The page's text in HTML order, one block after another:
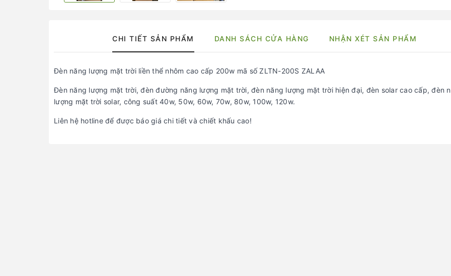
CHI TIẾT SẢN PHẨM DANH SÁCH CỬA HÀNG NHẬN XÉT SẢN PHẨM
Đèn năng lượng mặt trời liền thể nhôm cao cấp 200w mã số ZLTN-200S ZALAA
Đèn năng lượng mặt trời, đèn đường năng lượng mặt trời, đèn năng lượng mặt trời hiện đại, đèn solar cao cấp, đèn
lượng mặt trời solar, công suất 40w, 50w, 60w, 70w, 80w, 100w, 120w.
Liên hệ hotline để được báo giá chi tiết và chiết khấu cao!